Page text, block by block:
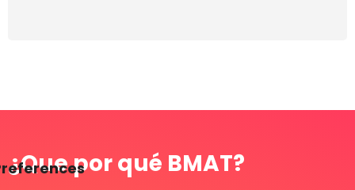
¿Que por qué BMAT?